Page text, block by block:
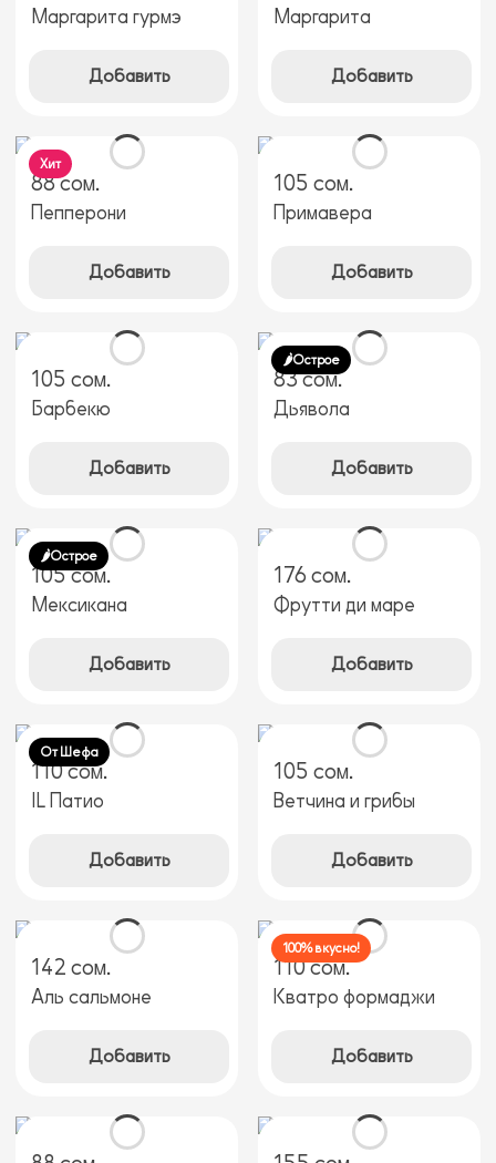
Маргарита гурмэ
Добавить
Маргарита
Добавить
88 сом.
Пепперони
Добавить
Хит
105 сом.
Примавера
Добавить
105 сом.
Барбекю
Добавить
83 сом.
Дьявола
Добавить
🌶️Острое
105 сом.
Мексикана
Добавить
🌶️Острое
176 сом.
Фрутти ди маре
Добавить
110 сом.
IL Патио
Добавить
От Шефа
105 сом.
Ветчина и грибы
Добавить
142 сом.
Аль сальмоне
Добавить
110 сом.
Кватро формаджи
Добавить
100% вкусно!